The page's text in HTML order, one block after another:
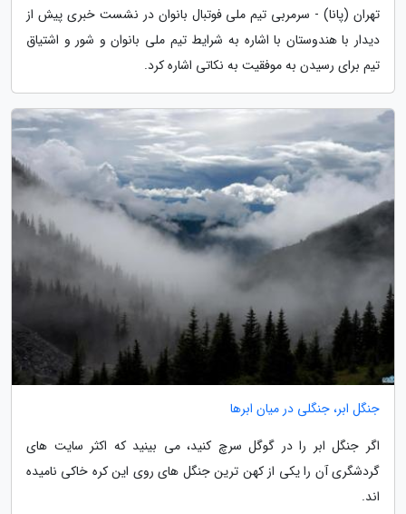
تهران (پانا) - سرمربی تیم ملی فوتبال بانوان در نشست خبری پیش از
دیدار با هندوستان با اشاره به شرایط تیم ملی بانوان و شور و اشتیاق
تیم برای رسیدن به موفقیت به نکاتی اشاره کرد.
جنگل ابر، جنگلی در میان ابرها
اگر جنگل ابر را در گوگل سرچ کنید، می بینید که اکثر سایت های
گردشگری آن را یکی از کهن ترین جنگل های روی این کره خاکی نامیده
اند.